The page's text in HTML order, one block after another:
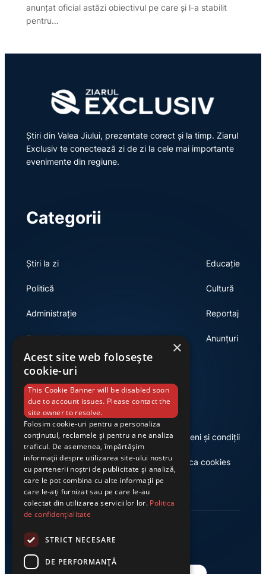
anunțat oficial astăzi obiectivul pe care și l-a stabilit
pentru…
Știri din Valea Jiului, prezentate corect și la timp. Ziarul
Exclusiv te conectează zi de zi la cele mai importante
evenimente din regiune.
Categorii
Știri la zi
Politică
Administrație
Economie
Educație
Cultură
Reportaj
Anunțuri
Link-uri utile
Despre noi
Casa de editură Exclusiv
Termeni și condiții
Politica cookies
×
Acest site web folosește
cookie-uri
This Cookie Banner will be disabled soon
due to account issues. Please contact the
site owner to resolve.
Folosim cookie-uri pentru a personaliza
conținutul, reclamele și pentru a ne analiza
traficul. De asemenea, împărtășim
informații despre utilizarea site-ului nostru
cu partenerii noștri de publicitate și analiză,
care le pot combina cu alte informații pe
care le-ați furnizat sau pe care le-au
colectat din utilizarea serviciilor lor. Politica
de confidențialitate
STRICT NECESARE
DE PERFORMANȚĂ